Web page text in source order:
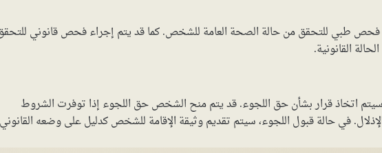
فحص طبي للتحقق من حالة الصحة العامة للشخص. كما قد يتم إجراء فحص قانوني
القانونية.
سيتم اتخاذ قرار بشأن حق اللجوء. قد يتم منح الشخص حق اللجوء إذا توفرت الشروط
في حالة قبول اللجوء، سيتم تقديم وثيقة الإقامة للشخص كدليل على وضعه